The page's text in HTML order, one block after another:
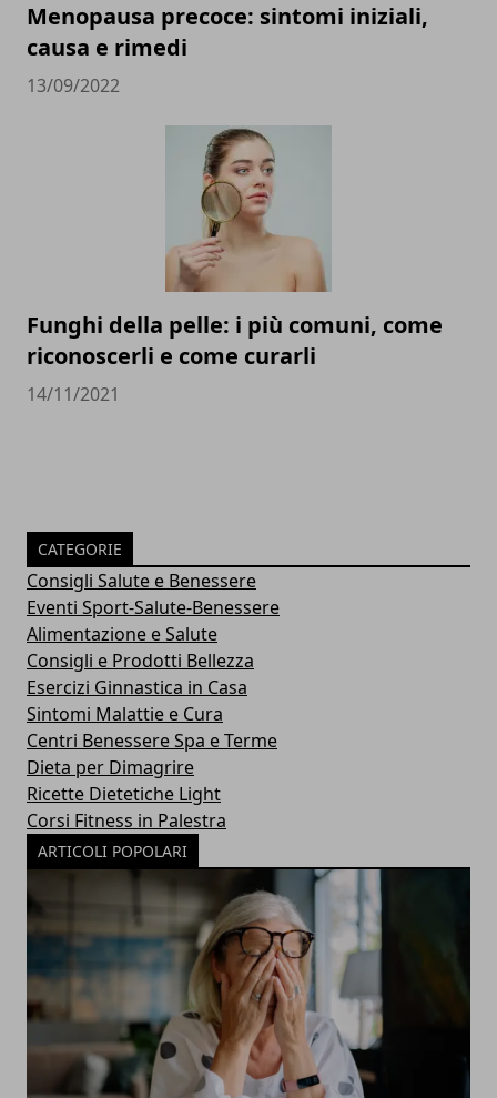
Menopausa precoce: sintomi iniziali,
causa e rimedi
13/09/2022
Funghi della pelle: i più comuni, come
riconoscerli e come curarli
14/11/2021
CATEGORIE
Consigli Salute e Benessere
Eventi Sport-Salute-Benessere
Alimentazione e Salute
Consigli e Prodotti Bellezza
Esercizi Ginnastica in Casa
Sintomi Malattie e Cura
Centri Benessere Spa e Terme
Dieta per Dimagrire
Ricette Dietetiche Light
Corsi Fitness in Palestra
ARTICOLI POPOLARI